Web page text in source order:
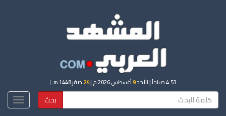
4:53 صباحاً | الأحد9أغسطس 2026 م | 24 صفر 1448 هـ |
بحث